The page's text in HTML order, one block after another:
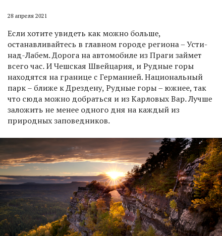
28 апреля 2021
Если хотите увидеть как можно больше,
останавливайтесь в главном городе региона – Усти-
над-Лабем. Дорога на автомобиле из Праги займет
всего час. И Чешская Швейцария, и Рудные горы
находятся на границе с Германией. Национальный
парк – ближе к Дрездену, Рудные горы – южнее, так
что сюда можно добраться и из Карловых Вар. Лучше
заложить не менее одного дня на каждый из
природных заповедников.